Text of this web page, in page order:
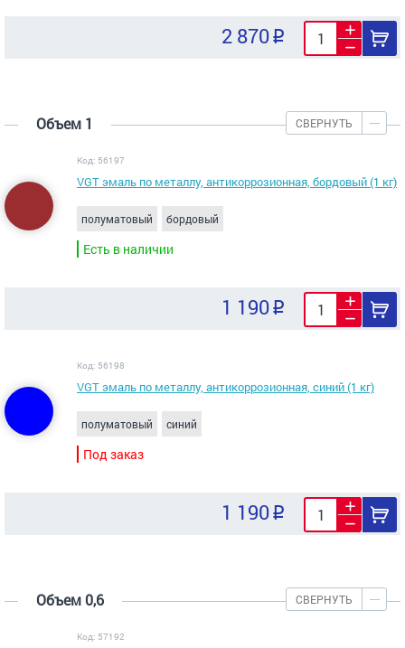
2 870
Объем 1 СВЕРНУТЬ
Код: 56197
VGT эмаль по металлу, антикоррозионная, бордовый (1 кг)
полуматовый бордовый
Есть в наличии
1 190
Код: 56198
VGT эмаль по металлу, антикоррозионная, синий (1 кг)
полуматовый синий
Под заказ
1 190
Объем 0,6 СВЕРНУТЬ
Код: 57192